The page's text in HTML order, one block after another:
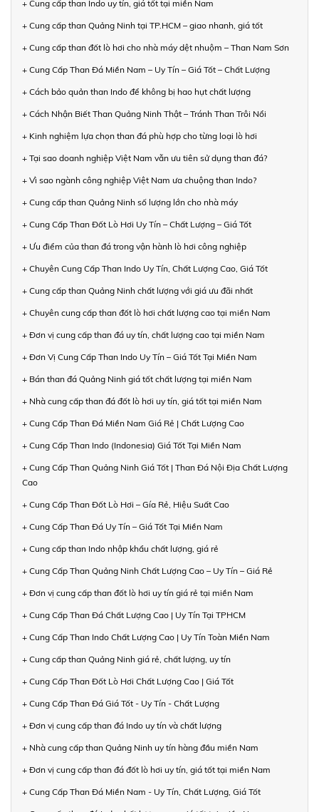
+ Cung cấp than Indo uy tín, giá tốt tại miền Nam
+ Cung cấp than Quảng Ninh tại TP.HCM – giao nhanh, giá tốt
+ Cung cấp than đốt lò hơi cho nhà máy dệt nhuộm – Than Nam Sơn
+ Cung Cấp Than Đá Miền Nam – Uy Tín – Giá Tốt – Chất Lượng
+ Cách bảo quản than Indo để không bị hao hụt chất lượng
+ Cách Nhận Biết Than Quảng Ninh Thật – Tránh Than Trôi Nổi
+ Kinh nghiệm lựa chọn than đá phù hợp cho từng loại lò hơi
+ Tại sao doanh nghiệp Việt Nam vẫn ưu tiên sử dụng than đá?
+ Vì sao ngành công nghiệp Việt Nam ưa chuộng than Indo?
+ Cung cấp than Quảng Ninh số lượng lớn cho nhà máy
+ Cung Cấp Than Đốt Lò Hơi Uy Tín – Chất Lượng – Giá Tốt
+ Ưu điểm của than đá trong vận hành lò hơi công nghiệp
+ Chuyên Cung Cấp Than Indo Uy Tín, Chất Lượng Cao, Giá Tốt
+ Cung cấp than Quảng Ninh chất lượng với giá ưu đãi nhất
+ Chuyên cung cấp than đốt lò hơi chất lượng cao tại miền Nam
+ Đơn vị cung cấp than đá uy tín, chất lượng cao tại miền Nam
+ Đơn Vị Cung Cấp Than Indo Uy Tín – Giá Tốt Tại Miền Nam
+ Bán than đá Quảng Ninh giá tốt chất lượng tại miền Nam
+ Nhà cung cấp than đá đốt lò hơi uy tín, giá tốt tại miền Nam
+ Cung Cấp Than Đá Miền Nam Giá Rẻ | Chất Lượng Cao
+ Cung Cấp Than Indo (Indonesia) Giá Tốt Tại Miền Nam
+ Cung Cấp Than Quảng Ninh Giá Tốt | Than Đá Nội Địa Chất Lượng
Cao
+ Cung Cấp Than Đốt Lò Hơi – Gía Rẻ, Hiệu Suất Cao
+ Cung Cấp Than Đá Uy Tín – Giá Tốt Tại Miền Nam
+ Cung cấp than Indo nhập khẩu chất lượng, giá rẻ
+ Cung Cấp Than Quảng Ninh Chất Lượng Cao – Uy Tín – Giá Rẻ
+ Đơn vị cung cấp than đốt lò hơi uy tín giá rẻ tại miền Nam
+ Cung Cấp Than Đá Chất Lượng Cao | Uy Tín Tại TPHCM
+ Cung Cấp Than Indo Chất Lượng Cao | Uy Tín Toàn Miền Nam
+ Cung cấp than Quảng Ninh giá rẻ, chất lượng, uy tín
+ Cung Cấp Than Đốt Lò Hơi Chất Lượng Cao | Giá Tốt
+ Cung Cấp Than Đá Giá Tốt - Uy Tín - Chất Lượng
+ Đơn vị cung cấp than đá Indo uy tín và chất lượng
+ Nhà cung cấp than Quảng Ninh uy tín hàng đầu miền Nam
+ Đơn vị cung cấp than đá đốt lò hơi uy tín, giá tốt tại miền Nam
+ Cung Cấp Than Đá Miền Nam - Uy Tín, Chất Lượng, Giá Tốt